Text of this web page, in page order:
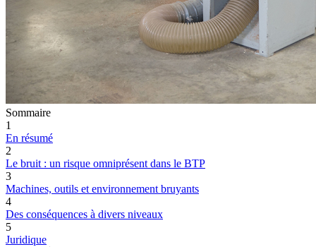
Sommaire
1
En résumé
2
Le bruit : un risque omniprésent dans le BTP
3
Machines, outils et environnement bruyants
4
Des conséquences à divers niveaux
5
Juridique